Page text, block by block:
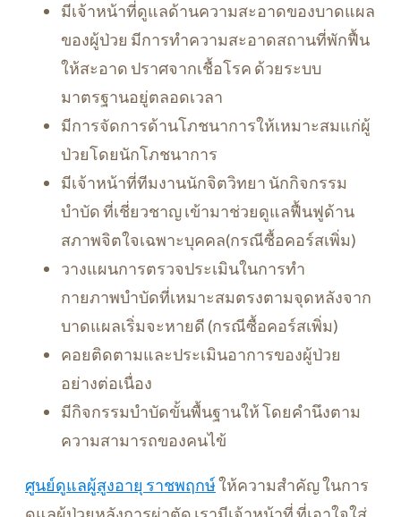
มีเจ้าหน้าที่ดูแลด้านความสะอาดของบาดแผล
ของผู้ป่วย มีการทำความสะอาดสถานที่พักฟื้น
ให้สะอาด ปราศจากเชื้อโรค ด้วยระบบ
มาตรฐานอยู่ตลอดเวลา
มีการจัดการด้านโภชนาการให้เหมาะสมแก่ผู้
ป่วยโดยนักโภชนาการ
มีเจ้าหน้าที่ทีมงานนักจิตวิทยา นักกิจกรรม
บำบัด ที่เชี่ยวชาญ เข้ามาช่วยดูแลฟื้นฟูด้าน
สภาพจิตใจเฉพาะบุคคล(กรณีซื้อคอร์สเพิ่ม)
วางแผนการตรวจประเมินในการทำ
กายภาพบำบัดที่เหมาะสมตรงตามจุดหลังจาก
บาดแผลเริ่มจะหายดี (กรณีซื้อคอร์สเพิ่ม)
คอยติดตามและประเมินอาการของผู้ป่วย
อย่างต่อเนื่อง
มีกิจกรรมบำบัดขั้นพื้นฐานให้ โดยคำนึงตาม
ความสามารถของคนไข้
ศูนย์ดูแลผู้สูงอายุ ราชพฤกษ์ให้ความสำคัญ ในการ